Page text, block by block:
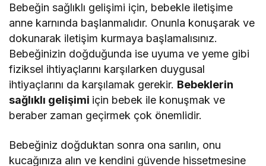
Bebeğin sağlıklı gelişimi için, bebekle iletişime
anne karnında başlanmalıdır. Onunla konuşarak ve
dokunarak iletişim kurmaya başlamalısınız.
Bebeğinizin doğduğunda ise uyuma ve yeme gibi
fiziksel ihtiyaçlarını karşılarken duygusal
ihtiyaçlarını da karşılamak gerekir. Bebeklerin
sağlıklı gelişimi için bebek ile konuşmak ve
beraber zaman geçirmek çok önemlidir.
Bebeğiniz doğduktan sonra ona sarılın, onu
kucağınıza alın ve kendini güvende hissetmesine